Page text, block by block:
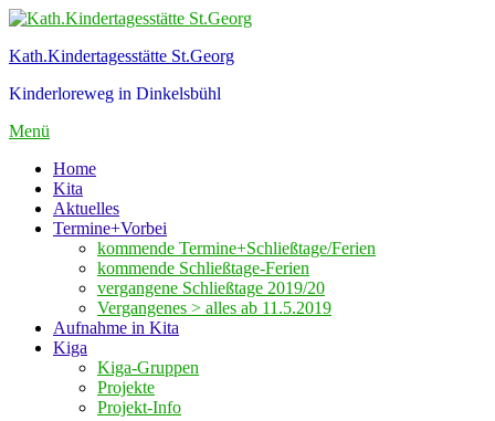
Zum
springen
Kath.Kindertagesstätte St.Georg
Kinderloreweg in Dinkelsbühl
Menü
Home
Kita
Aktuelles
Termine+Vorbei
kommende Termine+Schließtage/Ferien
kommende Schließtage-Ferien
vergangene Schließtage 2019/20
Vergangenes > alles ab 11.5.2019
Aufnahme in Kita
Kiga
Kiga-Gruppen
Projekte
Projekt-Info